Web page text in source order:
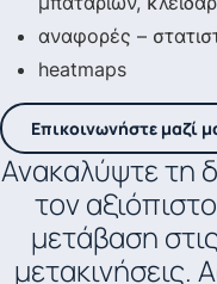
αναφορές –
heatmaps
Επικοινωνήστε μαζί
Ανακαλύψτε τη
τον
μετάβαση
μετακινήσεις.